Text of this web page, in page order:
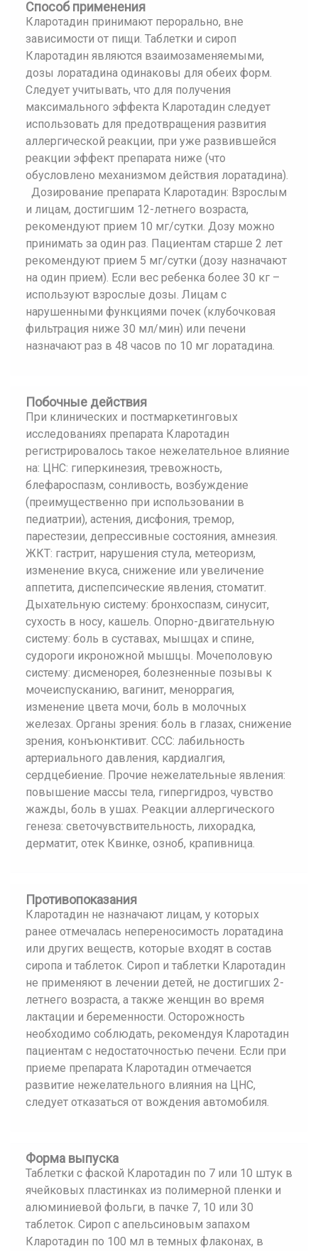
Способ применения
Кларотадин принимают перорально, вне
зависимости от пищи. Таблетки и сироп
Кларотадин являются взаимозаменяемыми,
дозы лоратадина одинаковы для обеих форм.
Следует учитывать, что для получения
максимального эффекта Кларотадин следует
использовать для предотвращения развития
аллергической реакции, при уже развившейся
реакции эффект препарата ниже (что
обусловлено механизмом действия лоратадина).
Дозирование препарата Кларотадин: Взрослым
и лицам, достигшим 12-летнего возраста,
рекомендуют прием 10 мг/сутки. Дозу можно
принимать за один раз. Пациентам старше 2 лет
рекомендуют прием 5 мг/сутки (дозу назначают
на один прием). Если вес ребенка более 30 кг –
используют взрослые дозы. Лицам с
нарушенными функциями почек (клубочковая
фильтрация ниже 30 мл/мин) или печени
назначают раз в 48 часов по 10 мг лоратадина.
Побочные действия
При клинических и постмаркетинговых
исследованиях препарата Кларотадин
регистрировалось такое нежелательное влияние
на: ЦНС: гиперкинезия, тревожность,
блефароспазм, сонливость, возбуждение
(преимущественно при использовании в
педиатрии), астения, дисфония, тремор,
парестезии, депрессивные состояния, амнезия.
ЖКТ: гастрит, нарушения стула, метеоризм,
изменение вкуса, снижение или увеличение
аппетита, диспепсические явления, стоматит.
Дыхательную систему: бронхоспазм, синусит,
сухость в носу, кашель. Опорно-двигательную
систему: боль в суставах, мышцах и спине,
судороги икроножной мышцы. Мочеполовую
систему: дисменорея, болезненные позывы к
мочеиспусканию, вагинит, меноррагия,
изменение цвета мочи, боль в молочных
железах. Органы зрения: боль в глазах, снижение
зрения, конъюнктивит. ССС: лабильность
артериального давления, кардиалгия,
сердцебиение. Прочие нежелательные явления:
повышение массы тела, гипергидроз, чувство
жажды, боль в ушах. Реакции аллергического
генеза: светочувствительность, лихорадка,
дерматит, отек Квинке, озноб, крапивница.
Противопоказания
Кларотадин не назначают лицам, у которых
ранее отмечалась непереносимость лоратадина
или других веществ, которые входят в состав
сиропа и таблеток. Сироп и таблетки Кларотадин
не применяют в лечении детей, не достигших 2-
летнего возраста, а также женщин во время
лактации и беременности. Осторожность
необходимо соблюдать, рекомендуя Кларотадин
пациентам с недостаточностью печени. Если при
приеме препарата Кларотадин отмечается
развитие нежелательного влияния на ЦНС,
следует отказаться от вождения автомобиля.
Форма выпуска
Таблетки с фаской Кларотадин по 7 или 10 штук в
ячейковых пластинках из полимерной пленки и
алюминиевой фольги, в пачке 7, 10 или 30
таблеток. Сироп с апельсиновым запахом
Кларотадин по 100 мл в темных флаконах, в